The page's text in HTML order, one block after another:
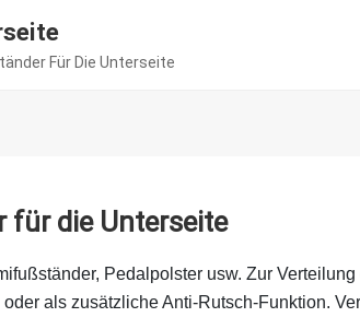
Für Die Unterseite
für die Unterseite
Pedalpolster usw. Zur
als zusätzliche Anti-Rutsch-Funktion.